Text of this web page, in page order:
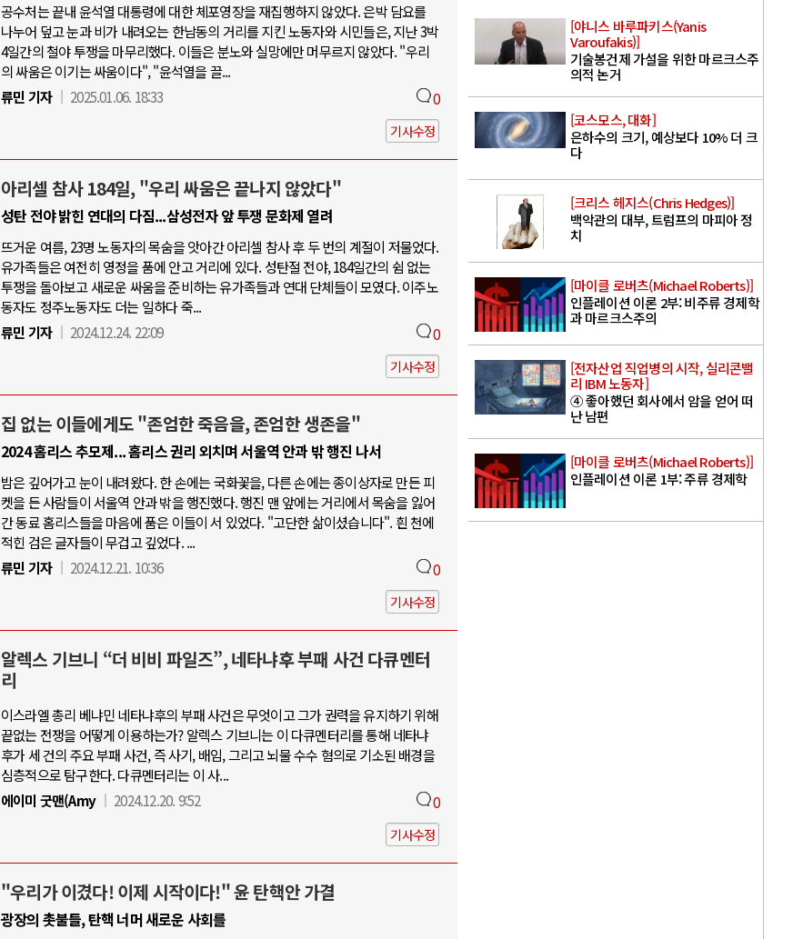
공수처는 끝내 윤석열 대통령에 대한 체포영장을 재집행하지 않았다. 은박 담요를
나누어 덮고 눈과 비가 내려오는 한남동의 거리를 지킨 노동자와 시민들은, 지난 3박
4일간의 철야 투쟁을 마무리했다. 이들은 분노와 실망에만 머무르지 않았다. "우리
의 싸움은 이기는 싸움이다", "윤석열을 끌...
류민 기자
2025.01.06. 18:33 0
기사수정
아리셀 참사 184일, "우리 싸움은 끝나지 않았다"
성탄 전야 밝힌 연대의 다짐...삼성전자 앞 투쟁 문화제 열려
뜨거운 여름, 23명 노동자의 목숨을 앗아간 아리셀 참사 후 두 번의 계절이 저물었다.
유가족들은 여전히 영정을 품에 안고 거리에 있다. 성탄절 전야, 184일간의 쉼 없는
투쟁을 돌아보고 새로운 싸움을 준비하는 유가족들과 연대 단체들이 모였다. 이주노
동자도 정주노동자도 더는 일하다 죽...
류민 기자
2024.12.24. 22:09 0
기사수정
집 없는 이들에게도 "존엄한 죽음을, 존엄한 생존을"
2024 홈리스 추모제... 홈리스 권리 외치며 서울역 안과 밖 행진 나서
밤은 깊어가고 눈이 내려왔다. 한 손에는 국화꽃을, 다른 손에는 종이상자로 만든 피
켓을 든 사람들이 서울역 안과 밖을 행진했다. 행진 맨 앞에는 거리에서 목숨을 잃어
간 동료 홈리스들을 마음에 품은 이들이 서 있었다. "고단한 삶이셨습니다". 흰 천에
적힌 검은 글자들이 무겁고 깊었다. ...
류민 기자
2024.12.21. 10:36 0
기사수정
알렉스 기브니 “더 비비 파일즈”, 네타냐후 부패 사건 다큐멘터
리
이스라엘 총리 베냐민 네타냐후의 부패 사건은 무엇이고 그가 권력을 유지하기 위해
끝없는 전쟁을 어떻게 이용하는가? 알렉스 기브니는 이 다큐멘터리를 통해 네타냐
후가 세 건의 주요 부패 사건, 즉 사기, 배임, 그리고 뇌물 수수 혐의로 기소된 배경을
심층적으로 탐구한다. 다큐멘터리는 이 사...
에이미 굿맨(Amy
2024.12.20. 9:52 0
기사수정
"우리가 이겼다! 이제 시작이다!" 윤 탄핵안 가결
광장의 촛불들, 탄핵 너머 새로운 사회를
[야니스 바루파키스(Yanis
Varoufakis)]
기술봉건제 가설을 위한 마르크스주
의적 논거
[코스모스, 대화]
은하수의 크기, 예상보다 10% 더 크
다
[크리스 헤지스(Chris Hedges)]
백악관의 대부, 트럼프의 마피아 정
치
[마이클 로버츠(Michael Roberts)]
인플레이션 이론 2부: 비주류 경제학
과 마르크스주의
[전자산업 직업병의 시작, 실리콘밸
리 IBM 노동자]
④ 좋아했던 회사에서 암을 얻어 떠
난 남편
[마이클 로버츠(Michael Roberts)]
인플레이션 이론 1부: 주류 경제학